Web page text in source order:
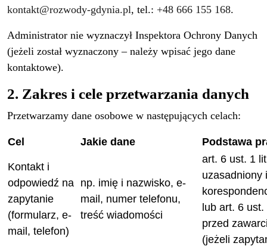
kontakt@rozwody-gdynia.pl, tel.: +48 666 155 168.
Administrator nie wyznaczył Inspektora Ochrony Danych
(jeżeli został wyznaczony – należy wpisać jego dane
kontaktowe).
2. Zakres i cele przetwarzania danych
Przetwarzamy dane osobowe w następujących celach:
Cel Jakie dane Podstawa
Kontakt i
odpowiedź na
zapytanie
(formularz, e-
mail, telefon)
np. imię i nazwisko, e-
mail, numer telefonu,
treść wiadomości
art. 6 ust. 1
uzasadniony
lub art. 6
przed
(jeżeli